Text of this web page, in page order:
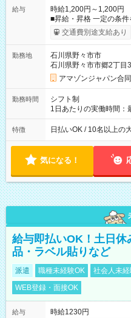
給与
時給1,200円～1,200円
■昇給・昇格 一定の条
まで昇給の機会があります。 ■正社員登用制度あり ※
月25日支払い ※時間外
☆Amazon直雇用で安定して働けます
あり 試用期間の長さ：1
です。
交通費別途支給あり
勤務地
石川県野々市市
石川県野々市市郷2丁目
アマゾンジャパン合
勤務時間
シフト制
1日あたりの実働時間：
12時～21時
特徴 日払いOK / 10名以上の
気になる！
給与即払いOK！土日
品・ラベル貼りなど
派遣 職種未経験OK 社会人未
WEB登録・面接OK
給与
時給1230円